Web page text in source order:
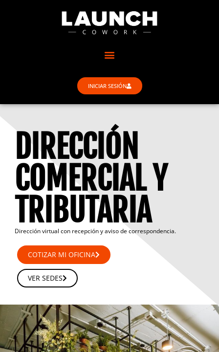
INICIAR SESIÓN
DIRECCIÓN
COMERCIAL Y
TRIBUTARIA
Dirección virtual con recepción y aviso de correspondencia.
COTIZAR MI OFICINA
VER SEDES